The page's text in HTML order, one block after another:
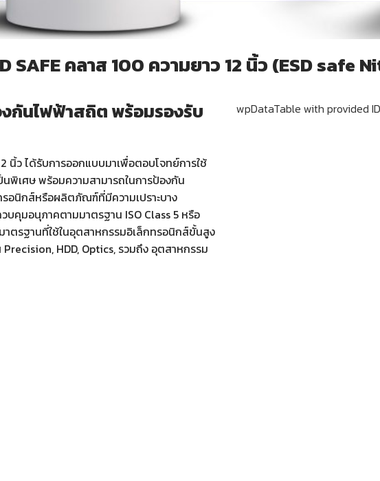
SAFE คลาส 100 ความยาว 12 นิ้ว (ESD
นไฟฟ้าสถิต พร้อมรองรับ
นิ้ว ได้รับการออกแบบมาเพื่อตอบโจทย์การใช้
พิเศษ พร้อมความสามารถในการป้องกัน
อนิกส์หรือผลิตภัณฑ์ที่มีความเปราะบาง
คุมอนุภาคตามมาตรฐาน ISO Class 5 หรือ
ตรฐานที่ใช้ในอุตสาหกรรมอิเล็กทรอนิกส์ขั้นสูง
HDD, Optics, รวมถึง อุตสาหกรรม
wpDataTable with provided